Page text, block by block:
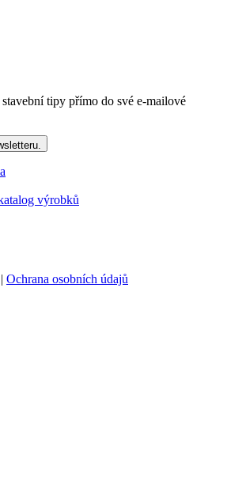
tipy přímo do své e-mailové
výrobků
Ochrana osobních údajů